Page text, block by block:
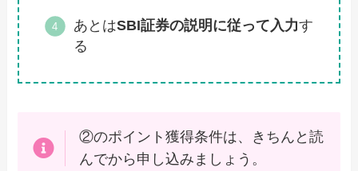
あとはSBI証券の説明に従って入力す
る
②のポイント獲得条件は、きちんと読
んでから申し込みましょう。